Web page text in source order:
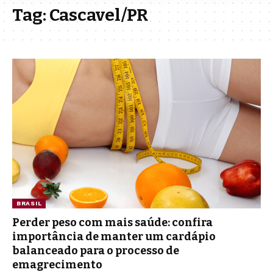
Tag:Cascavel/PR
BRASIL
Perder peso com mais saúde: confira
importância de manter um cardápio
balanceado para o processo de
emagrecimento